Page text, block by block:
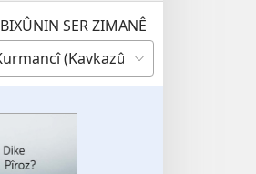
BIXÛNIN SER ZIMANÊ